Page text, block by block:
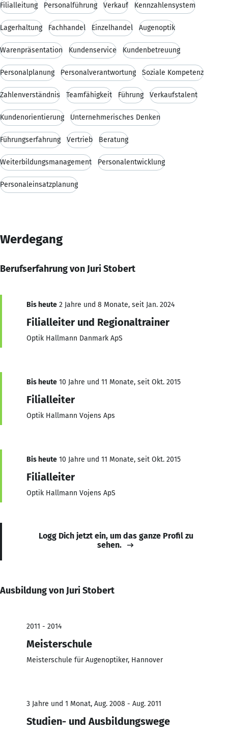
Filialleitung Personalführung Verkauf Kennzahlensystem
Lagerhaltung Fachhandel Einzelhandel Augenoptik
Warenpräsentation Kundenservice Kundenbetreuung
Personalplanung Personalverantwortung Soziale Kompetenz
Zahlenverständnis Teamfähigkeit Führung Verkaufstalent
Kundenorientierung Unternehmerisches Denken
Führungserfahrung Vertrieb Beratung
Weiterbildungsmanagement Personalentwicklung
Personaleinsatzplanung
Werdegang
Berufserfahrung von Juri Stobert
Bis heute 2 Jahre und 8 Monate, seit Jan. 2024
Filialleiter und Regionaltrainer
Optik Hallmann Danmark ApS
Bis heute 10 Jahre und 11 Monate, seit Okt. 2015
Filialleiter
Optik Hallmann Vojens Aps
Bis heute 10 Jahre und 11 Monate, seit Okt. 2015
Filialleiter
Optik Hallmann Vojens ApS
Logg Dich jetzt ein, um das ganze Profil zu
sehen.
Ausbildung von Juri Stobert
2011 - 2014
Meisterschule
Meisterschule für Augenoptiker, Hannover
3 Jahre und 1 Monat, Aug. 2008 - Aug. 2011
Studien- und Ausbildungswege